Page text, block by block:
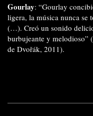
Gourlay: “Gourlay
ligera, la música nunca se
(…). Creó un sonido
burbujeante y melodioso” (
de Dvořák, 2011).